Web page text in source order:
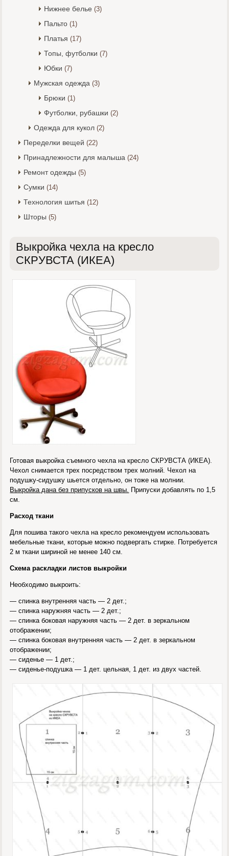
Нижнее белье (3)
Пальто (1)
Платья (17)
Топы, футболки (7)
Юбки (7)
Мужская одежда (3)
Брюки (1)
Футболки, рубашки (2)
Одежда для кукол (2)
Переделки вещей (22)
Принадлежности для малыша (24)
Ремонт одежды (5)
Сумки (14)
Технология шитья (12)
Шторы (5)
Выкройка чехла на кресло
СКРУВСТА (ИКЕА)
Готовая выкройка съемного чехла на кресло СКРУВСТА (ИКЕА).
Чехол снимается трех посредством трех молний. Чехол на
подушку-сидушку шьется отдельно, он тоже на молнии.
Выкройка дана без припусков на швы. Припуски добавлять по 1,5
см.
Расход ткани
Для пошива такого чехла на кресло рекомендуем использовать
мебельные ткани, которые можно подвергать стирке. Потребуется
2 м ткани шириной не менее 140 см.
Схема раскладки листов выкройки
Необходимо выкроить:
— спинка внутренняя часть — 2 дет.;
— спинка наружняя часть — 2 дет.;
— спинка боковая наружняя часть — 2 дет. в зеркальном
отображении;
— спинка боковая внутренняя часть — 2 дет. в зеркальном
отображении;
— сиденье — 1 дет.;
— сиденье-подушка — 1 дет. цельная, 1 дет. из двух частей.